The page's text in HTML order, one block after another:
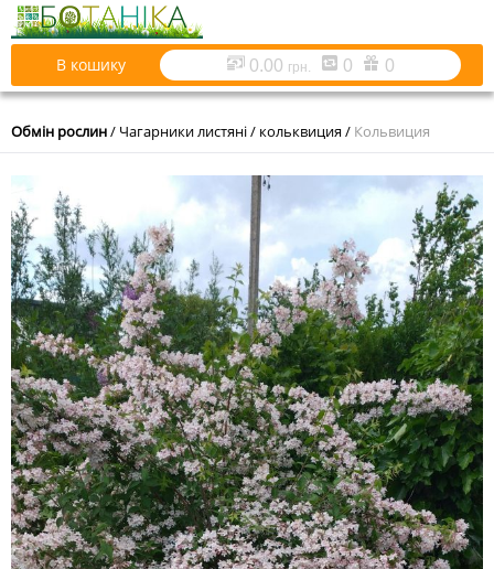
В кошику 0.00 грн. 0 0
Обмін рослин/ Чагарники листяні/ кольквиция/ Кольвиция